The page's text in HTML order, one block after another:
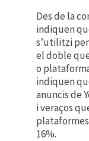
Des de la
indiquen
s’utilitzi
el doble
o
indiquen
anuncis de
i veraços
16%.